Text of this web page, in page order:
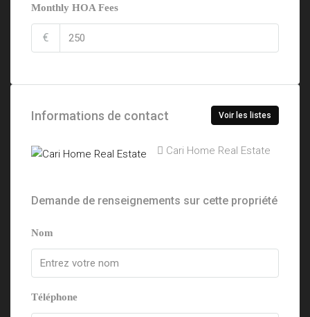
Monthly HOA Fees
€
Informations de contact Voir les listes
Cari Home Real Estate
Demande de renseignements sur cette propriété
Nom
Téléphone